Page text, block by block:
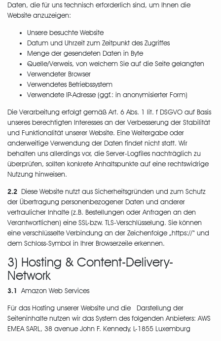
Daten, die für uns technisch erforderlich sind, um Ihnen die
Website anzuzeigen:
Unsere besuchte Website
Datum und Uhrzeit zum Zeitpunkt des Zugriffes
Menge der gesendeten Daten in Byte
Quelle/Verweis, von welchem Sie auf die Seite gelangten
Verwendeter Browser
Verwendetes Betriebssystem
Verwendete IP-Adresse (ggf.: in anonymisierter Form)
Die Verarbeitung erfolgt gemäß Art. 6 Abs. 1 lit. f DSGVO auf Basis
unseres berechtigten Interesses an der Verbesserung der Stabilität
und Funktionalität unserer Website. Eine Weitergabe oder
anderweitige Verwendung der Daten findet nicht statt. Wir
behalten uns allerdings vor, die Server-Logfiles nachträglich zu
überprüfen, sollten konkrete Anhaltspunkte auf eine rechtswidrige
Nutzung hinweisen.
2.2 Diese Website nutzt aus Sicherheitsgründen und zum Schutz
der Übertragung personenbezogener Daten und anderer
vertraulicher Inhalte (z.B. Bestellungen oder Anfragen an den
Verantwortlichen) eine SSL-bzw. TLS-Verschlüsselung. Sie können
eine verschlüsselte Verbindung an der Zeichenfolge „https://“ und
dem Schloss-Symbol in Ihrer Browserzeile erkennen.
3) Hosting & Content-Delivery-
Network
3.1 Amazon Web Services
Für das Hosting unserer Website und die Darstellung der
Seiteninhalte nutzen wir das System des folgenden Anbieters: AWS
EMEA SARL, 38 avenue John F. Kennedy, L-1855 Luxemburg